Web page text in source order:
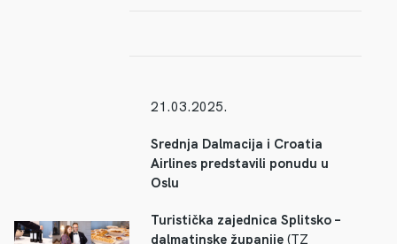
21.03.2025.
Srednja Dalmacija i Croatia
Airlines predstavili ponudu u
Oslu
Turistička zajednica Splitsko –
dalmatinske županije(TZ